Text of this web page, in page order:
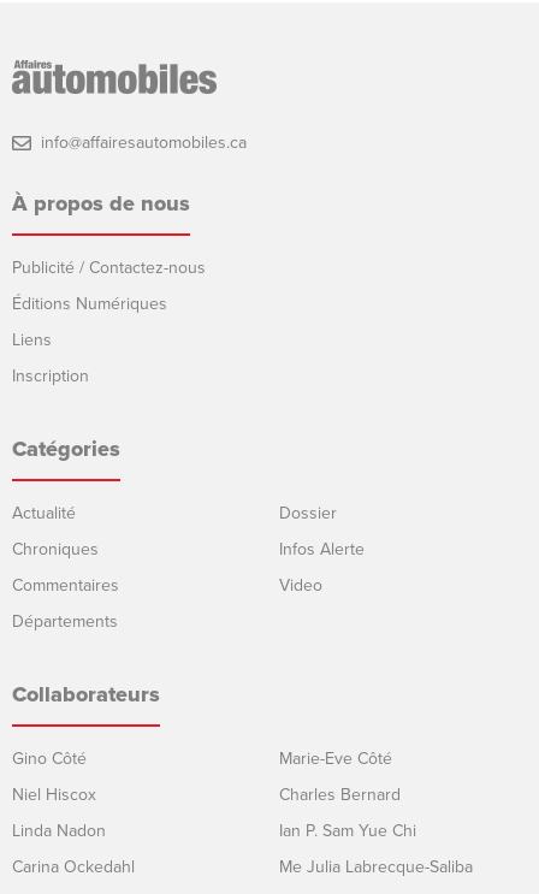
info@affairesautomobiles.ca
À propos de nous
Publicité / Contactez-nous
Éditions Numériques
Liens
Inscription
Catégories
Actualité
Chroniques
Commentaires
Départements
Dossier
Infos Alerte
Video
Collaborateurs
Gino Côté
Niel Hiscox
Linda Nadon
Carina Ockedahl
Marie-Eve Côté
Charles Bernard
Ian P. Sam Yue Chi
Me Julia Labrecque-Saliba